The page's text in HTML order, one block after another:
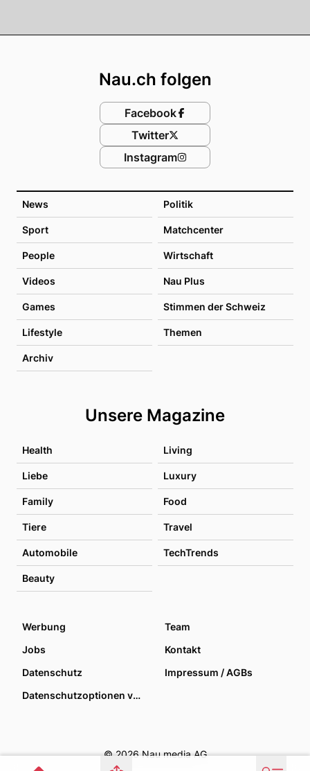
News Politik
Sport Matchcenter
People Wirtschaft
Videos Nau Plus
Games Stimmen der Schweiz
Lifestyle Themen
Archiv
Unsere Magazine
Health Living
Liebe Luxury
Family Food
Tiere Travel
Automobile TechTrends
Beauty
Nau.ch folgen
Facebook
Twitter
Instagram
Werbung
Team
Jobs
Kontakt
Datenschutz
Impressum / AGBs
Datenschutzoptionen verwalten
© 2026 Nau media AG